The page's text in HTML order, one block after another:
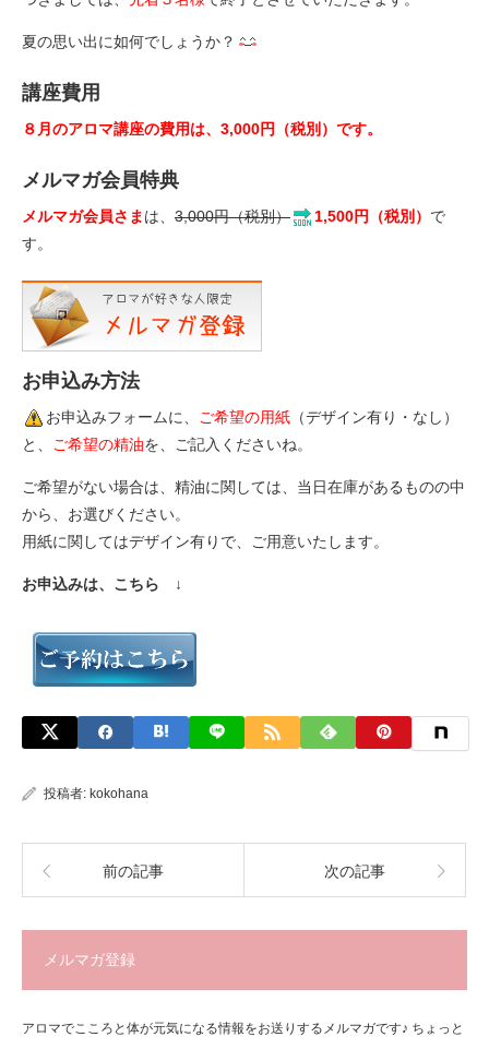
夏の思い出に如何でしょうか？
講座費用
８月のアロマ講座の費用は、3,000円（税別）です。
メルマガ会員特典
メルマガ会員さま は、 3,000円（税別） 1,500円（税別） で
す。
お申込み方法
お申込みフォームに、 ご希望の用紙 （デザイン有り・なし）
と、
ご希望の精油を、ご記入くださいね。
ご希望がない場合は、精油に関しては、当日在庫があるものの中
から、お選びください。
用紙に関してはデザイン有りで、ご用意いたします。
お申込みは、こちら ↓
投稿者: kokohana
前の記事 次の記事
メルマガ登録
アロマでこころと体が元気になる情報をお送りするメルマガです♪ ちょっと